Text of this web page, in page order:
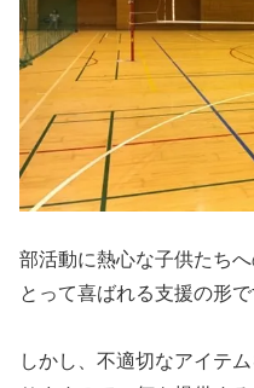
部活動に熱心な子供たち
とって喜ばれる支援の形で
しかし、不適切なアイテ